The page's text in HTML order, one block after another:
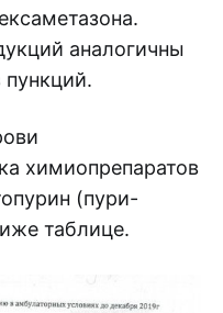
аналогичны
химиопрепаратов
(пури-
таблице.